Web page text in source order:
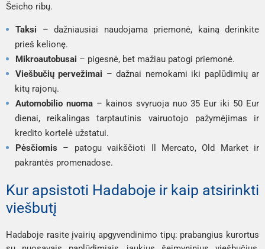
Šeicho ribų.
Taksi – dažniausiai naudojama priemonė, kainą derinkite
prieš kelionę.
Mikroautobusai – pigesnė, bet mažiau patogi priemonė.
Viešbučių pervežimai – dažnai nemokami iki paplūdimių ar
kitų rajonų.
Automobilio nuoma– kainos svyruoja nuo 35 Eur iki 50 Eur
dienai, reikalingas tarptautinis vairuotojo pažymėjimas ir
kredito kortelė užstatui.
Pėsčiomis – patogu vaikščioti Il Mercato, Old Market ir
pakrantės promenadose.
Kur apsistoti Hadaboje ir kaip atsirinkti
viešbutį
Hadaboje rasite įvairių apgyvendinimo tipų: prabangius kurortus